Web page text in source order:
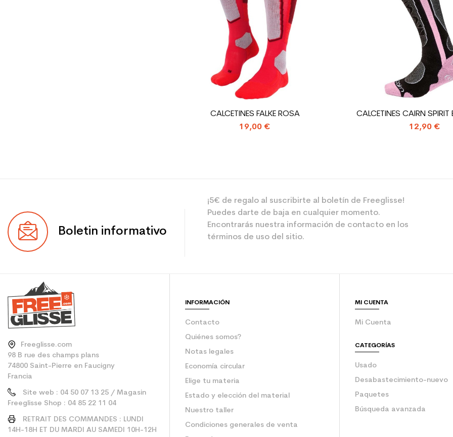
Zapatos de
CALCETINES FALKE ROSA
19,00 €
CALCETINES CAIRN SPIRIT
12,90 €
Boletin informativo
¡5€ de regalo al suscribirte al boletín de Freeglisse!
Puedes darte de baja en cualquier momento.
Encontrarás nuestra información de contacto en los
términos de uso del sitio.
Freeglisse.com
98 B rue des champs plans
74800 Saint-Pierre en Faucigny
Francia
Site web : 04 50 07 13 25 / Magasin
Freeglisse Shop : 04 85 22 11 04
RETRAIT DES COMMANDES : LUNDI
14H-18H ET DU MARDI AU SAMEDI 10H-12H
INFORMACIÓN
Contacto
Quiénes somos?
Notas legales
Economía circular
Elige tu materia
Estado y elección del material
Nuestro taller
Condiciones generales de venta
MI CUENTA
Mi Cuenta
CATEGORÍAS
Usado
Desabastecimiento-nuevo
Paquetes
Búsqueda avanzada